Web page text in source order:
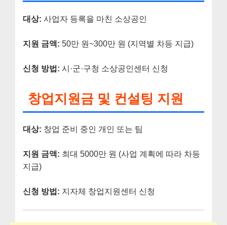
대상: 사업자 등록을 마친 소상공인
지원 금액: 50만 원~300만 원 (지역별 차등 지급)
신청 방법: 시·군·구청 소상공인센터 신청
창업지원금 및 컨설팅 지원
대상: 창업 준비 중인 개인 또는 팀
지원 금액: 최대 5000만 원 (사업 계획에 따라 차등
지급)
신청 방법: 지자체 창업지원센터 신청